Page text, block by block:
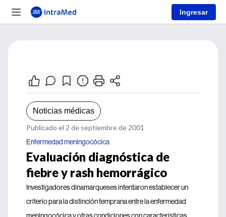
Ingresar
Noticias médicas
Publicado el 2 de septiembre de 2001
Enfermedad meningocócica
Evaluación diagnóstica de
fiebre y rash hemorrágico
Investigadores dinamarqueses intentaron establecer un
criterio para la distinción temprana entre la enfermedad